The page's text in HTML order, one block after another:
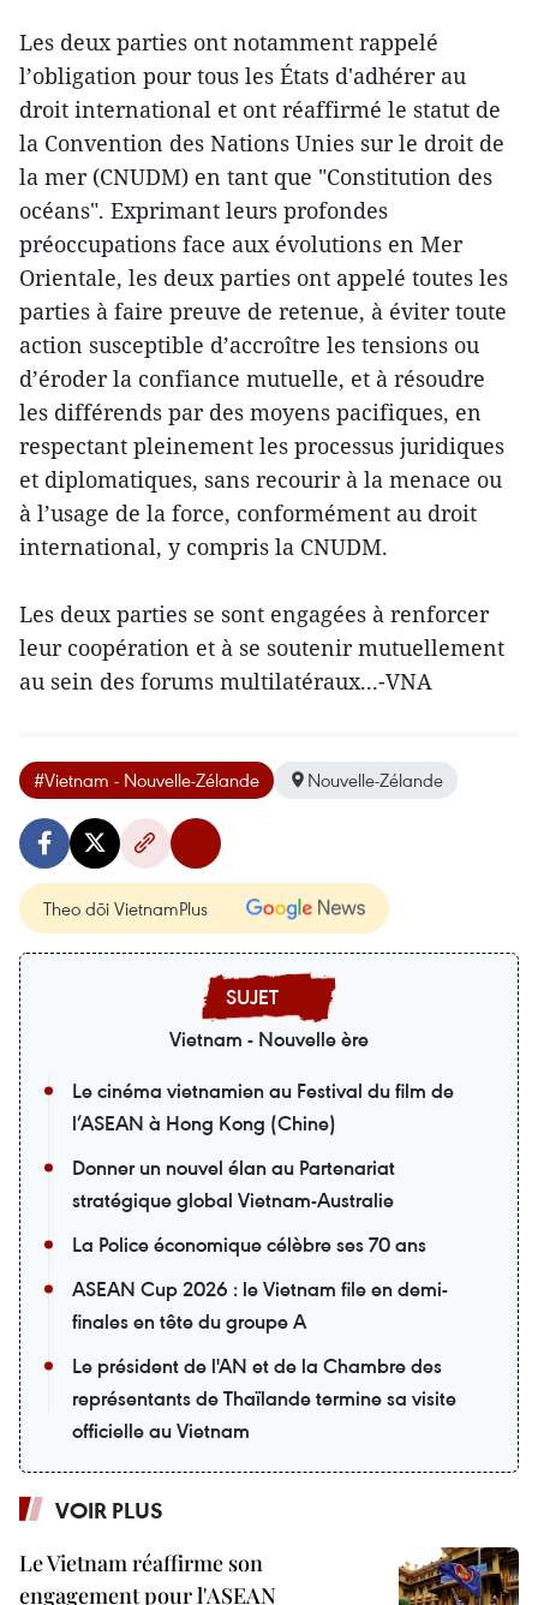
Les deux parties ont notamment rappelé
l’obligation pour tous les États d'adhérer au
droit international et ont réaffirmé le statut de
la Convention des Nations Unies sur le droit de
la mer (CNUDM) en tant que "Constitution des
océans". Exprimant leurs profondes
préoccupations face aux évolutions en Mer
Orientale, les deux parties ont appelé toutes les
parties à faire preuve de retenue, à éviter toute
action susceptible d’accroître les tensions ou
d’éroder la confiance mutuelle, et à résoudre
les différends par des moyens pacifiques, en
respectant pleinement les processus juridiques
et diplomatiques, sans recourir à la menace ou
à l’usage de la force, conformément au droit
international, y compris la CNUDM.
Les deux parties se sont engagées à renforcer
leur coopération et à se soutenir mutuellement
au sein des forums multilatéraux...-VNA
#Vietnam - Nouvelle-Zélande Nouvelle-Zélande
Theo dõi VietnamPlus
Vietnam - Nouvelle ère
Le cinéma vietnamien au Festival du film de
l’ASEAN à Hong Kong (Chine)
Donner un nouvel élan au Partenariat
stratégique global Vietnam-Australie
La Police économique célèbre ses 70 ans
ASEAN Cup 2026 : le Vietnam file en demi-
finales en tête du groupe A
Le président de l'AN et de la Chambre des
représentants de Thaïlande termine sa visite
officielle au Vietnam
VOIR PLUS
Le Vietnam réaffirme son
engagement pour l'ASEAN